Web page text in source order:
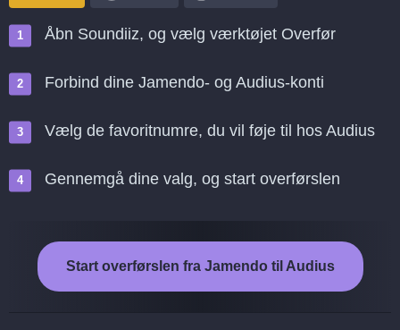
Åbn Soundiiz, og vælg værktøjet Overfør
Forbind dine Jamendo- og Audius-konti
Vælg de favoritnumre, du vil føje til hos Audius
Gennemgå dine valg, og start overførslen
Start overførslen fra Jamendo til Audius